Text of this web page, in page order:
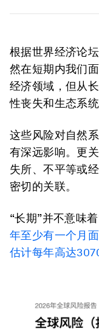
根据世界经济论
然在短期内我们
经济领域，但从
性丧失和生态系
这些风险对自然
有深远影响。更
失所、不平等或
密切的关联。
“长期”并不意味
年至少有一个月
估计每年高达